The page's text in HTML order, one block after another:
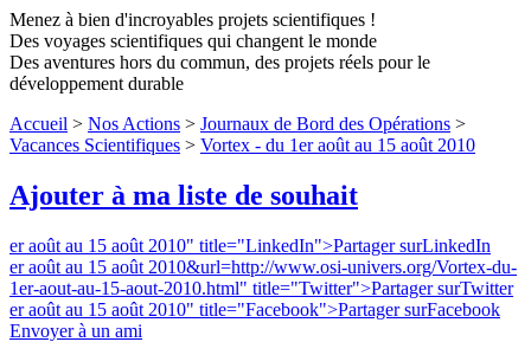
Menez à bien d'incroyables projets scientifiques !
Des voyages scientifiques qui changent le monde
Des aventures hors du commun, des projets réels pour le
développement durable
Accueil > Nos Actions > Journaux de Bord des Opérations >
Vacances Scientifiques > Vortex - du 1er août au 15 août 2010
Ajouter à ma liste de souhait
er août au 15 août 2010" title="LinkedIn">Partager surLinkedIn
er août au 15 août 2010&url=http://www.osi-univers.org/Vortex-du-
1er-aout-au-15-aout-2010.html" title="Twitter">Partager surTwitter
er août au 15 août 2010" title="Facebook">Partager surFacebook
Envoyer à un ami